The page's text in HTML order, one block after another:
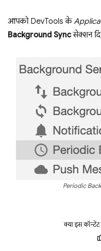
आपको DevTools के
Background Syncसेक्शन
Periodic
क्या इस